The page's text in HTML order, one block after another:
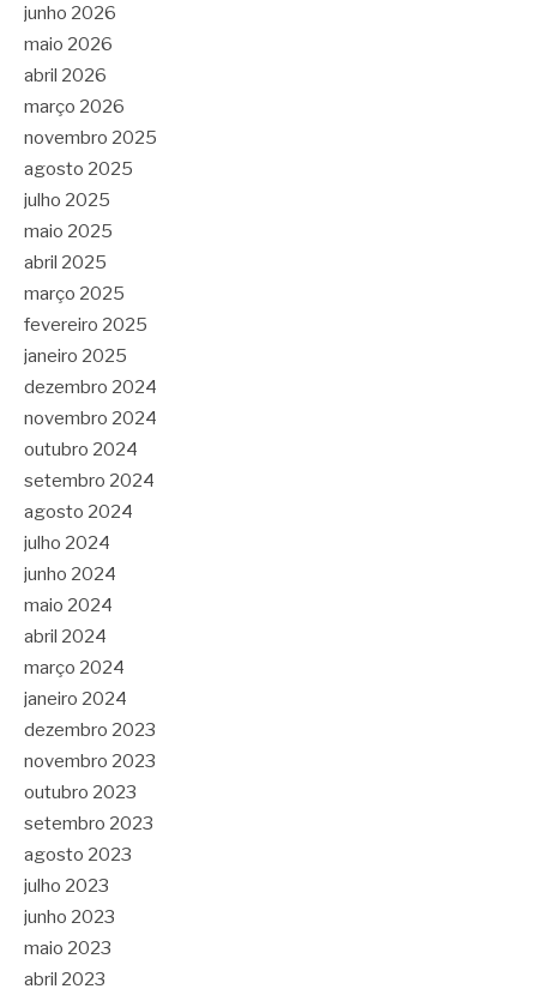
junho 2026
maio 2026
abril 2026
março 2026
novembro 2025
agosto 2025
julho 2025
maio 2025
abril 2025
março 2025
fevereiro 2025
janeiro 2025
dezembro 2024
novembro 2024
outubro 2024
setembro 2024
agosto 2024
julho 2024
junho 2024
maio 2024
abril 2024
março 2024
janeiro 2024
dezembro 2023
novembro 2023
outubro 2023
setembro 2023
agosto 2023
julho 2023
junho 2023
maio 2023
abril 2023